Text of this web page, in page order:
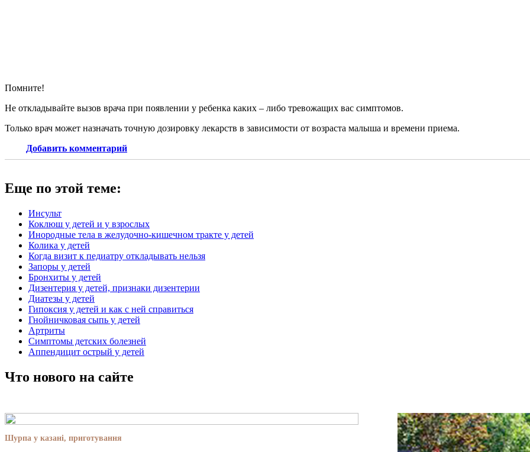
Помните!
Не откладывайте вызов врача при появлении у ребенка каких – либо тревожащих вас симптомов.
Только врач может назначать точную дозировку лекарств в зависимости от возраста малыша и времени приема.
Добавить комментарий
Еще по этой теме:
Инсульт
Коклюш у детей и у взрослых
Инородные тела в желудочно-кишечном тракте у детей
Колика у детей
Когда визит к педиатру откладывать нельзя
Запоры у детей
Бронхиты у детей
Дизентерия у детей, признаки дизентерии
Диатезы у детей
Гипоксия у детей и как с ней справиться
Гнойничковая сыпь у детей
Артриты
Симптомы детских болезней
Аппендицит острый у детей
Что нового на сайте
Шурпа у казані, приготування